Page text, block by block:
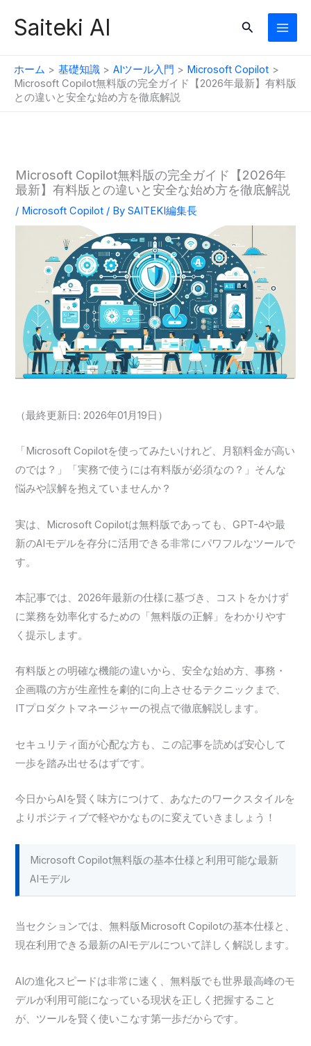
Saiteki AI
検
ホーム 基礎知識 AIツール入門
Microsoft Copilot
Microsoft Copilot無料版の完全ガイド【2026年最新】有料版
との違いと安全な始め方を徹底解説
Microsoft Copilot無料版の完全ガイド【2026年
最新】有料版との違いと安全な始め方を徹底解説
/ Microsoft Copilot / BySAITEKI編集長
（最終更新日: 2026年01月19日）
「Microsoft Copilotを使ってみたいけれど、月額料金が高い
のでは？」「実務で使うには有料版が必須なの？」そんな
悩みや誤解を抱えていませんか？
実は、Microsoft Copilotは無料版であっても、GPT-4や最
新のAIモデルを存分に活用できる非常にパワフルなツールで
す。
本記事では、2026年最新の仕様に基づき、コストをかけず
に業務を効率化するための「無料版の正解」をわかりやす
く提示します。
有料版との明確な機能の違いから、安全な始め方、事務・
企画職の方が生産性を劇的に向上させるテクニックまで、
ITプロダクトマネージャーの視点で徹底解説します。
セキュリティ面が心配な方も、この記事を読めば安心して
一歩を踏み出せるはずです。
今日からAIを賢く味方につけて、あなたのワークスタイルを
よりポジティブで軽やかなものに変えていきましょう！
Microsoft Copilot無料版の基本仕様と利用可能な最新
AIモデル
当セクションでは、無料版Microsoft Copilotの基本仕様と、
現在利用できる最新のAIモデルについて詳しく解説します。
AIの進化スピードは非常に速く、無料版でも世界最高峰のモ
デルが利用可能になっている現状を正しく把握すること
が、ツールを賢く使いこなす第一歩だからです。